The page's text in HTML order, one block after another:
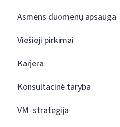
Asmens duomenų apsauga
Viešieji pirkimai
Karjera
Konsultacinė taryba
VMI strategija